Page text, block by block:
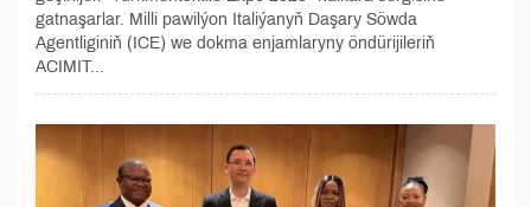
gatnaşarlar. Milli pawilýon Italiýanyň Daşary Söwda
Agentliginiň (ICE) we dokma enjamlaryny öndürijileriň
ACIMIT...